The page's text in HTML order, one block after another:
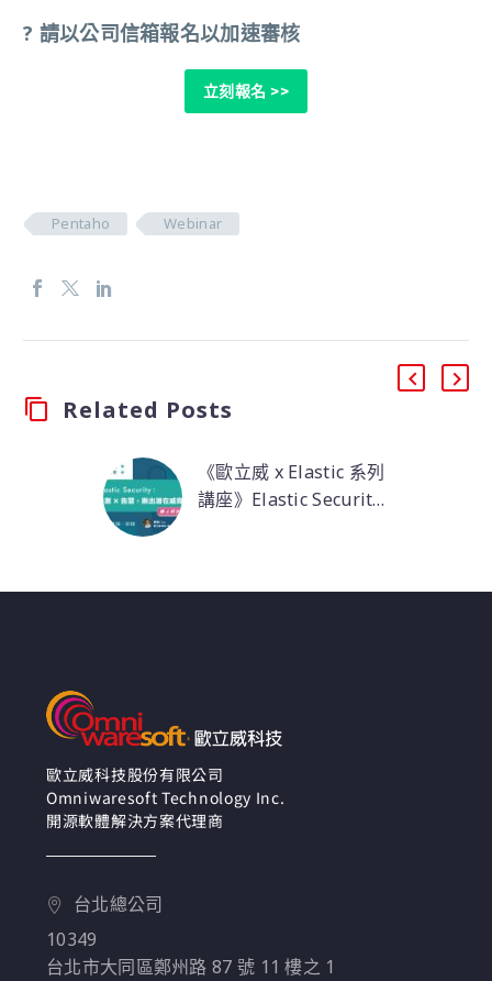
? 請以公司信箱報名以加速審核
立刻報名>>
Pentaho Webinar
Related Posts
《歐立威 x Elastic 系列
講座》Elastic Security
Security 自動化。
歐立威科技股份有限公司
Omniwaresoft Technology Inc.
開源軟體解決方案代理商
台北總公司
10349
台北市大同區鄭州路 87 號 11 樓之 1